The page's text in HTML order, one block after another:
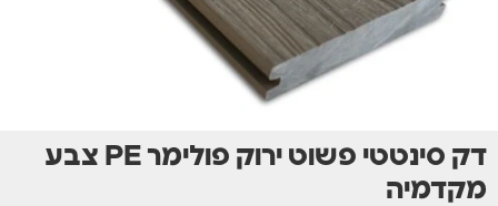
דק סינטטי פשוט ירוק פולימר PE צבע
מקדמיה